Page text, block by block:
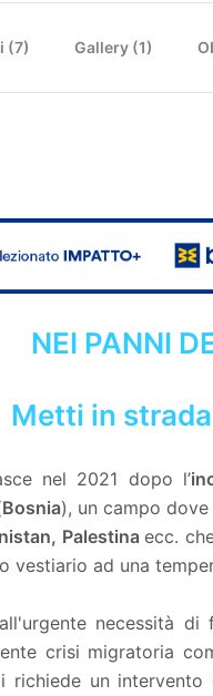
(7) Gallery (1)
NEI PANNI
Metti in
nel 2021 dopo l’
Bosnia), un campo
Palestinaecc.
vestiario ad una
necessità di
crisi migratoria
richiede un